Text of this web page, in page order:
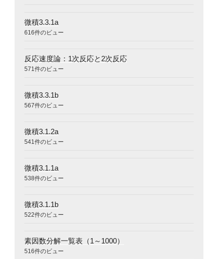
微積3.3.1a
616件のビュー
反応速度論：1次反応と2次反応
571件のビュー
微積3.3.1b
567件のビュー
微積3.1.2a
541件のビュー
微積3.1.1a
538件のビュー
微積3.1.1b
522件のビュー
素因数分解一覧表（1～1000）
516件のビュー